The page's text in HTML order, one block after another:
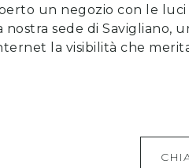
un negozio con le luci
nostra sede di Savigliano,
la visibilità che